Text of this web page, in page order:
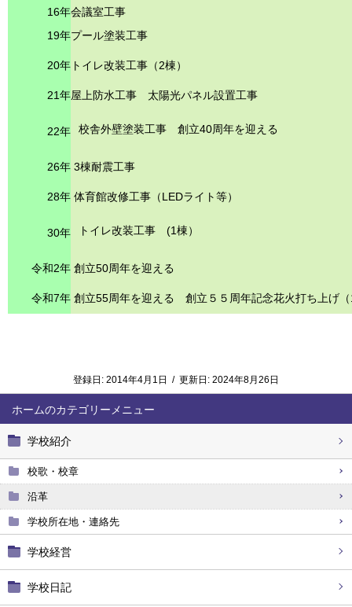
ホーム
学校紹介
校歌・校章
沿革
学校所在地・連絡先
学校経営
学校日記
16年会議室工事
19年プール塗装工事
20年 トイレ改装工事（2棟）
21年屋上防水工事 太陽光パネル設置工事
22年 校舎外壁塗装工事 創立40周年を迎える
26年 3棟耐震工事
28年 体育館改修工事（LEDライト等）
30年 トイレ改装工事 (1棟）
令和2年 創立50周年を迎える
令和7年 創立55周年を迎える 創立５５周年記念花火打ち上げ
登録日: 2014年4月1日 / 更新日: 2024年8月26日